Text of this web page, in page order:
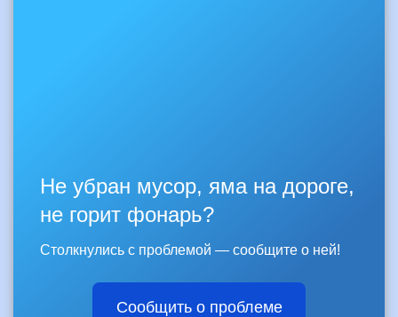
Не убран мусор, яма на дороге,
не горит фонарь?
Столкнулись с проблемой — сообщите о ней!
Сообщить о проблеме